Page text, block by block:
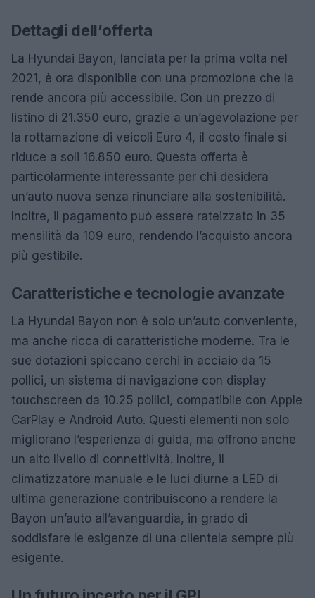
Dettagli dell’offerta
La Hyundai Bayon, lanciata per la prima volta nel
2021, è ora disponibile con una promozione che la
rende ancora più accessibile. Con un prezzo di
listino di 21.350 euro, grazie a un’agevolazione per
la rottamazione di veicoli Euro 4, il costo finale si
riduce a soli 16.850 euro. Questa offerta è
particolarmente interessante per chi desidera
un’auto nuova senza rinunciare alla sostenibilità.
Inoltre, il pagamento può essere rateizzato in 35
mensilità da 109 euro, rendendo l’acquisto ancora
più gestibile.
Caratteristiche e tecnologie avanzate
La Hyundai Bayon non è solo un’auto conveniente,
ma anche ricca di caratteristiche moderne. Tra le
sue dotazioni spiccano cerchi in acciaio da 15
pollici, un sistema di navigazione con display
touchscreen da 10.25 pollici, compatibile con Apple
CarPlay e Android Auto. Questi elementi non solo
migliorano l’esperienza di guida, ma offrono anche
un alto livello di connettività. Inoltre, il
climatizzatore manuale e le luci diurne a LED di
ultima generazione contribuiscono a rendere la
Bayon un’auto all’avanguardia, in grado di
soddisfare le esigenze di una clientela sempre più
esigente.